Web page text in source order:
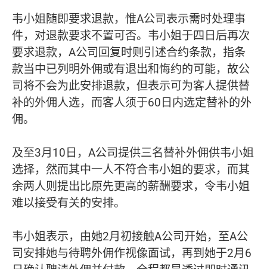
韦小姐随即要求退款，惟A公司表示需时处理事
件，对退款要求不置可否。韦小姐于四日后再次
要求退款，A公司回复时则引述合约条款，指条
款当中已列明外佣或有退出和悔约的可能，故公
司将不会为此安排退款，但表示可为客人提供替
补的外佣人选，而客人须于60日内选定替补的外
佣。
及至3月10日，A公司提供三名替补外佣供韦小姐
选择，然而其中一人不符合韦小姐的要求，而其
余两人则提出比原先更高的薪酬要求，令韦小姐
难以接受有关的安排。
韦小姐表示，由她2月初接触A公司开始，至A公
司安排她与待聘外佣作视像面试，再到她于2月6